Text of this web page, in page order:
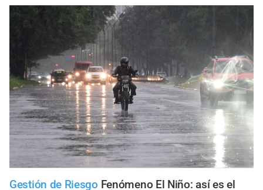
Gestión de Riesgo Fenómeno El Niño: así es el